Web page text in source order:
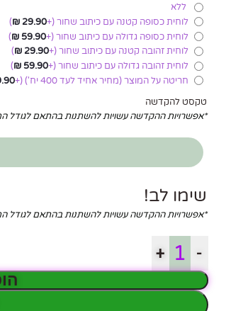
ללא
לוחית כסופה קטנה עם כיתוב שחור(+
29.90
₪
)
לוחית כסופה גדולה עם כיתוב שחור(+
59.90
₪
)
לוחית זהובה קטנה עם כיתוב שחור(+
29.90
₪
)
לוחית זהובה גדולה עם כיתוב שחור(+
59.90
₪
)
חריטה על המוצר (מחיר אחיד לעד 400 יח')
(+
טקסט להקדשה
*אפשרויות ההקדשה עשויות להשתנות בהתאם לגודל
שימו לב!
*אפשרויות ההקדשה עשויות להשתנות בהתאם לגודל
-
+